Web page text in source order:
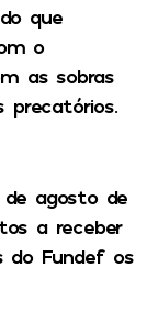
que
o
as sobras
precatórios.
agosto de
a receber
do Fundef os